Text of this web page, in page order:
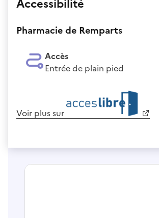
Accessibilité
Pharmacie de Remparts
Accès
Entrée de plain pied
Voir plus sur